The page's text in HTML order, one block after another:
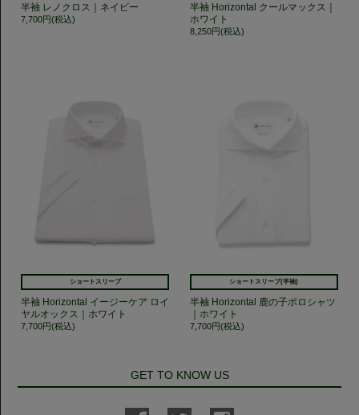
半袖 レノクロス｜ネイビー
7,700円(税込)
半袖 Horizontal クールマックス｜
ホワイト
8,250円(税込)
ショートスリーブ
半袖 Horizontal イージーケア ロイ
ヤルオックス｜ホワイト
7,700円(税込)
ショートスリーブ(半袖)
半袖 Horizontal 鹿の子ポロシャツ
｜ホワイト
7,700円(税込)
GET TO KNOW US